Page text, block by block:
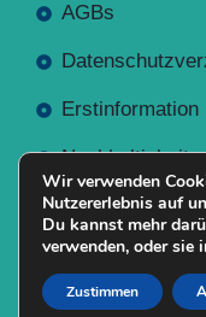
AGBs
Erstinformation
Mit
Wir verwenden
Nutzererlebnis auf
Du kannst mehr
verwenden, oder sie
Zustimmen